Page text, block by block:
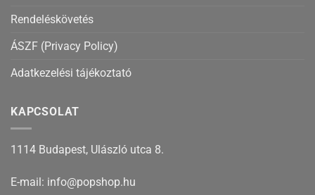
Rendeléskövetés
ÁSZF (Privacy Policy)
Adatkezelési tájékoztató
KAPCSOLAT
1114 Budapest, Ulászló utca 8.
E-mail: info@popshop.hu